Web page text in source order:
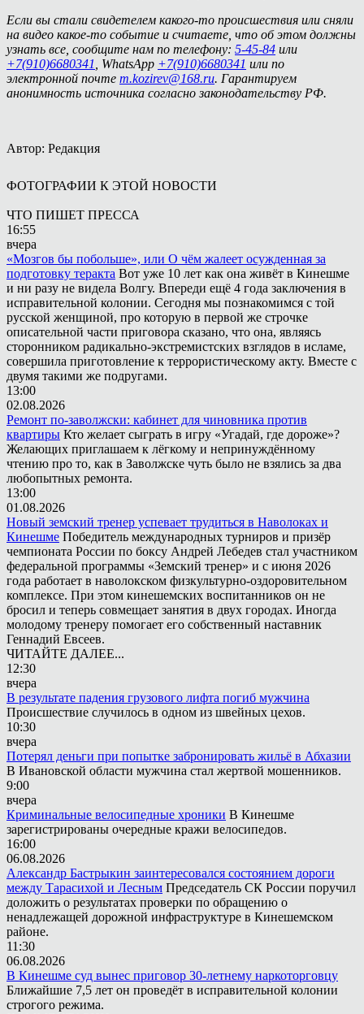
Если вы стали свидетелем какого-то происшествия или сняли
на видео какое-то событие и считаете, что об этом должны
узнать все, сообщите нам по телефону: 5-45-84 или
+7(910)6680341
, WhatsApp +7(910)6680341 или по
электронной почте m.kozirev@168.ru. Гарантируем
анонимность источника согласно законодательству РФ.
Автор: Редакция
ФОТОГРАФИИ К ЭТОЙ НОВОСТИ
ЧТО ПИШЕТ ПРЕССА
16:55
вчера
«Мозгов бы побольше», или О чём жалеет осужденная за
подготовку теракта Вот уже 10 лет как она живёт в Кинешме
и ни разу не видела Волгу. Впереди ещё 4 года заключения в
исправительной колонии. Сегодня мы познакомимся с той
русской женщиной, про которую в первой же строчке
описательной части приговора сказано, что она, являясь
сторонником радикально-экстремистских взглядов в исламе,
совершила приготовление к террористическому акту. Вместе с
двумя такими же подругами.
13:00
02.08.2026
Ремонт по-заволжски: кабинет для чиновника против
квартиры Кто желает сыграть в игру «Угадай, где дороже»?
Желающих приглашаем к лёгкому и непринуждённому
чтению про то, как в Заволжске чуть было не взялись за два
любопытных ремонта.
13:00
01.08.2026
Новый земский тренер успевает трудиться в Наволоках и
Кинешме Победитель международных турниров и призёр
чемпионата России по боксу Андрей Лебедев стал участником
федеральной программы «Земский тренер» и с июня 2026
года работает в наволокском физкультурно-оздоровительном
комплексе. При этом кинешемских воспитанников он не
бросил и теперь совмещает занятия в двух городах. Иногда
молодому тренеру помогает его собственный наставник
Геннадий Евсеев.
ЧИТАЙТЕ ДАЛЕЕ...
12:30
вчера
В результате падения грузового лифта погиб мужчина
Происшествие случилось в одном из швейных цехов.
10:30
вчера
Потерял деньги при попытке забронировать жильё в Абхазии
В Ивановской области мужчина стал жертвой мошенников.
9:00
вчера
Криминальные велосипедные хроники В Кинешме
зарегистрированы очередные кражи велосипедов.
16:00
06.08.2026
Александр Бастрыкин заинтересовался состоянием дороги
между Тарасихой и Лесным Председатель СК России поручил
доложить о результатах проверки по обращению о
ненадлежащей дорожной инфраструктуре в Кинешемском
районе.
11:30
06.08.2026
В Кинешме суд вынес приговор 30-летнему наркоторговцу
Ближайшие 7,5 лет он проведёт в исправительной колонии
строгого режима.